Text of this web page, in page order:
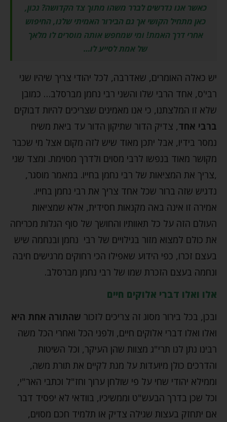
כאשר אנו נדרשים לברר משהו מתוך צד הקדושה? נכון,
כאן מתחיל הקושי אך גם הבירור האמיתי שלנו, החיפוש
אחרי דרך האמת! ומי שמחפש אותה מוסרים לו מלאך
של אמת לסייע לו…
יש כאלה האומרים, שאדרבה, לכל יהודי צריך שיהיו שני
רבי'ס, אחד הרבי שלו והשני רבי נחמן מברסלב… כמובן
שלא זו המלצתנו, כי אנו מאמינים שצריכים להיות דבוקים
ברבי אחד, צדיק הדור שתיקון הדור עד ביאת משיח
נמסר בידיו, אבל יתכן מאוד שיש לזה מקום אצל מי שכבר
מקושר מאוד בנפשו לרבי מסוים ולדרך מסוימת. ומצד שני
,צריך את המציאות של רבי נחמן בחייו. במאמר מוסגר,
נדגיש שזה ברור שכל אחד צריך את רבי נחמן בחייו.
אמירה זו אינה באה מקנאות חסידית, אלא שמציאות
העולם הזה על כל תאוותיו והחושך של סוף הגלות מכריחה
את כולם למצוא מזור בגילויים של רבי נחמן ובנחמה שיש
בעצם זכרו, כפי הידוע שאפילו הכי רחוקים מרגישים חיבה
ונחמה בעצם הזכרת שמו של רבי נחמן מברסלב.
אלו ואלו דברי אלוקים חיים
ובכן, בכל בירור מסוג זה צריכים לזכור שהתורה אחת היא
ואלו ואלו דברי אלוקים חיים, ולפני הכל ואחרי הכל משה
רבינו נתן לנו תרי"ג מצוות שהן העיקר, וכל השיטות
והדרכים כולן מיועדות על מנת לקיים את תורת משה,
וממילא יהודי שחי על פי שולחן ערוך וחז"ל וכתבי האר"י,
וכל שכן בדרך הבעש"ט וממשיכיו, בוודאי לא יפסיד דבר
אם יתחזק בעצות שגילה צדיק או תלמיד חכם מסוים,